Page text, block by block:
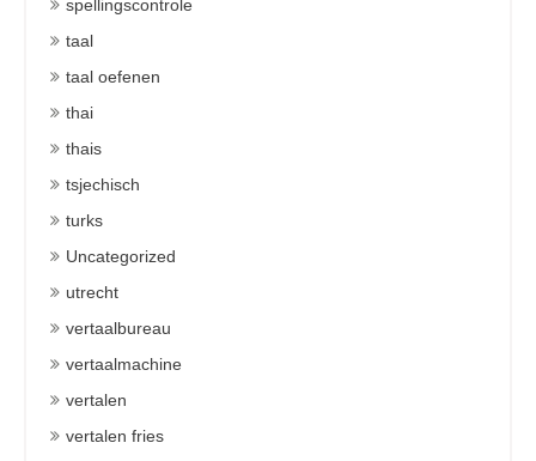
spellingscontrole
taal
taal oefenen
thai
thais
tsjechisch
turks
Uncategorized
utrecht
vertaalbureau
vertaalmachine
vertalen
vertalen fries